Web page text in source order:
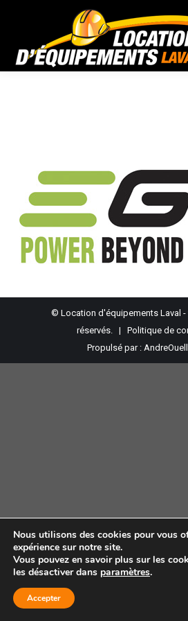
© Location d'équipements Laval -
réservés. | Politique de
Propulsé par :
Nous utilisons des cookies pour vous
expérience sur notre site.
Vous pouvez en savoir plus sur les
les désactiver dans paramètres.
Accepter